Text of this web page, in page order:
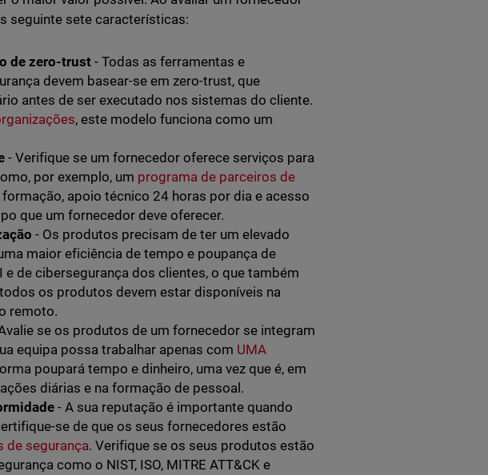
seguinte sete características:
de zero-trust- Todas as ferramentas e
devem basear-se em zero-trust, que
antes de ser executado nos sistemas do cliente.
, este modelo funciona como um
- Verifique se um fornecedor oferece serviços para
por exemplo, um programa de parceiros de
apoio técnico 24 horas por dia e acesso
que um fornecedor deve oferecer.
- Os produtos precisam de ter um elevado
maior eficiência de tempo e poupança de
de cibersegurança dos clientes, o que também
os produtos devem estar disponíveis na
remoto.
se os produtos de um fornecedor se integram
equipa possa trabalhar apenas com UMA
poupará tempo e dinheiro, uma vez que é, em
diárias e na formação de pessoal.
- A sua reputação é importante quando
se de que os seus fornecedores estão
de segurança. Verifique se os seus produtos estão
como o NIST, ISO, MITRE ATT&CK e